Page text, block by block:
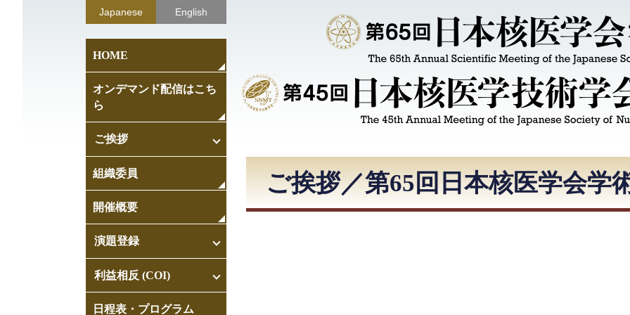
Japanese English
HOME
オンデマンド配信はこち
ら
ご挨拶
第65回日本核医学会
学術総会
第45回日本核医学技
術学会総会学術大会
組織委員
開催概要
演題登録
第65回日本核医学会
学術総会
利益相反 (COI)
第65回日本核医学会
日程表・プログラム
ご挨拶／第65回日本核医学会学